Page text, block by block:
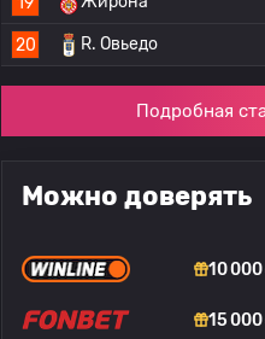
20 R. Овьедо
Подробная
Можно доверять
10
15